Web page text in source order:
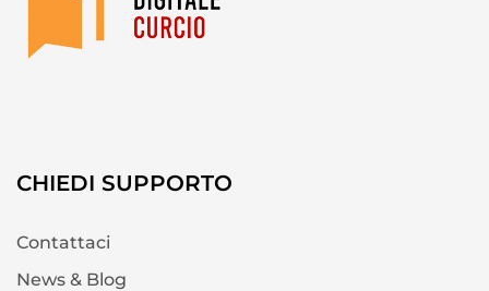
CHIEDI SUPPORTO
Contattaci
News & Blog